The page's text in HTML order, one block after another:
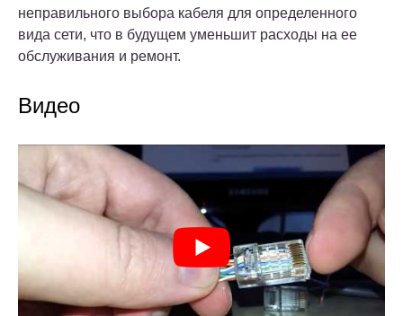
неправильного выбора кабеля для определенного
вида сети, что в будущем уменьшит расходы на ее
обслуживания и ремонт.
Видео